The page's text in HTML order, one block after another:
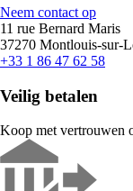
Neem contact op
11 rue Bernard Maris
37270 Montlouis-sur-
+33 1 86 47 62 58
Veilig betalen
Koop met vertrouwen